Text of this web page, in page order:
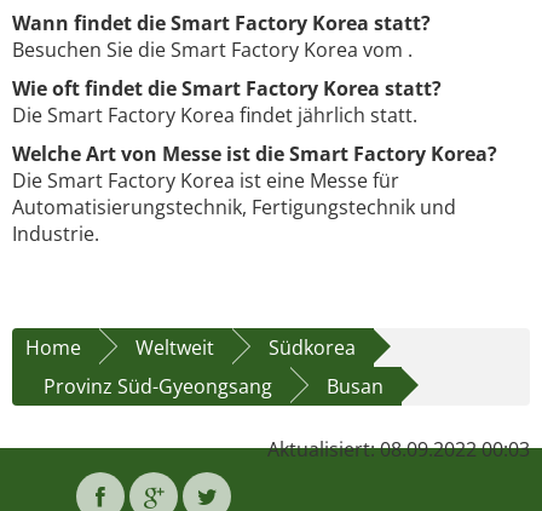
Wann findet die Smart Factory Korea statt?
Besuchen Sie die Smart Factory Korea vom .
Wie oft findet die Smart Factory Korea statt?
Die Smart Factory Korea findet jährlich statt.
Welche Art von Messe ist die Smart Factory Korea?
Die Smart Factory Korea ist eine Messe für
Automatisierungstechnik, Fertigungstechnik und
Industrie.
Home Weltweit
Südkorea
Provinz Süd-Gyeongsang
Busan
Aktualisiert: 08.09.2022 00:03